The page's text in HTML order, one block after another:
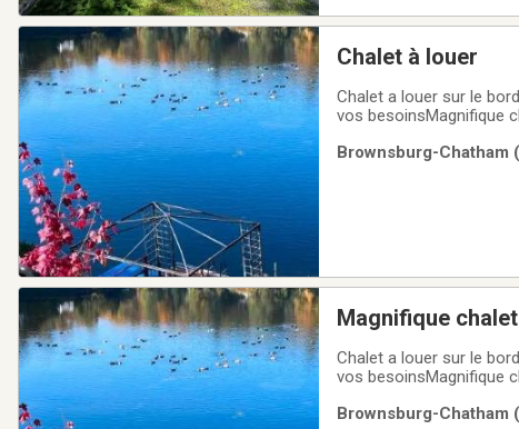
Chalet à louer
Chalet a louer sur le
vos besoinsMagnifique
multicoloreDeux
Brownsburg-Chatham
Magnifique
Chalet a louer sur le
vos besoinsMagnifique
multicoloreDeux
Brownsburg-Chatham